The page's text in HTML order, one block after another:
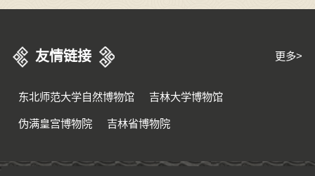
友情链接
东北师范大学自然博物馆 吉林大学博物馆
伪满皇宫博物院 吉林省博物院
更多>